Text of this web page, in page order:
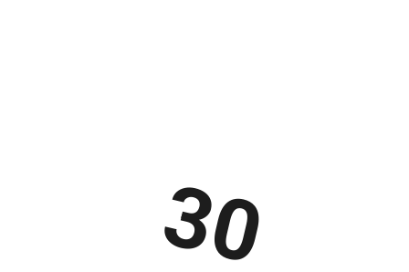
АНГЛІЙСЬКОЇ МОВИ У МЕКСИЦІ
30